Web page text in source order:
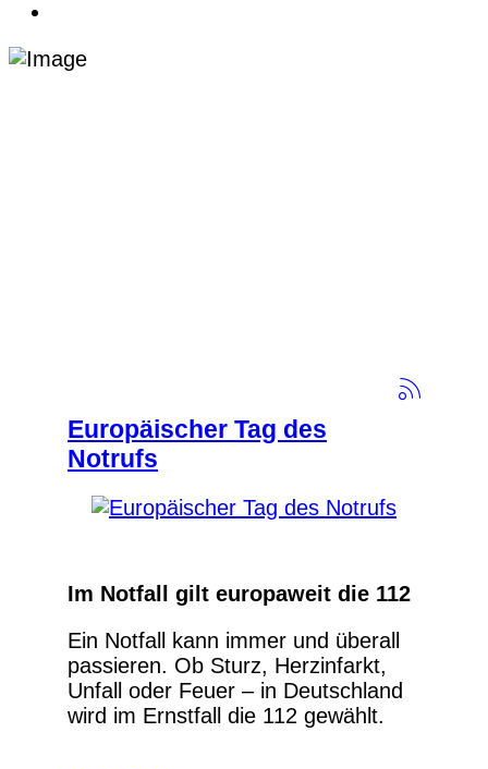
Europäischer Tag des
Notrufs
Im Notfall gilt europaweit die 112
Ein Notfall kann immer und überall
passieren. Ob Sturz, Herzinfarkt,
Unfall oder Feuer – in Deutschland
wird im Ernstfall die 112 gewählt.